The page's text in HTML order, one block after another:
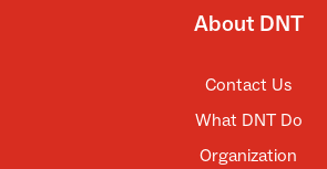
About DNT
Contact Us
What DNT Do
Organization